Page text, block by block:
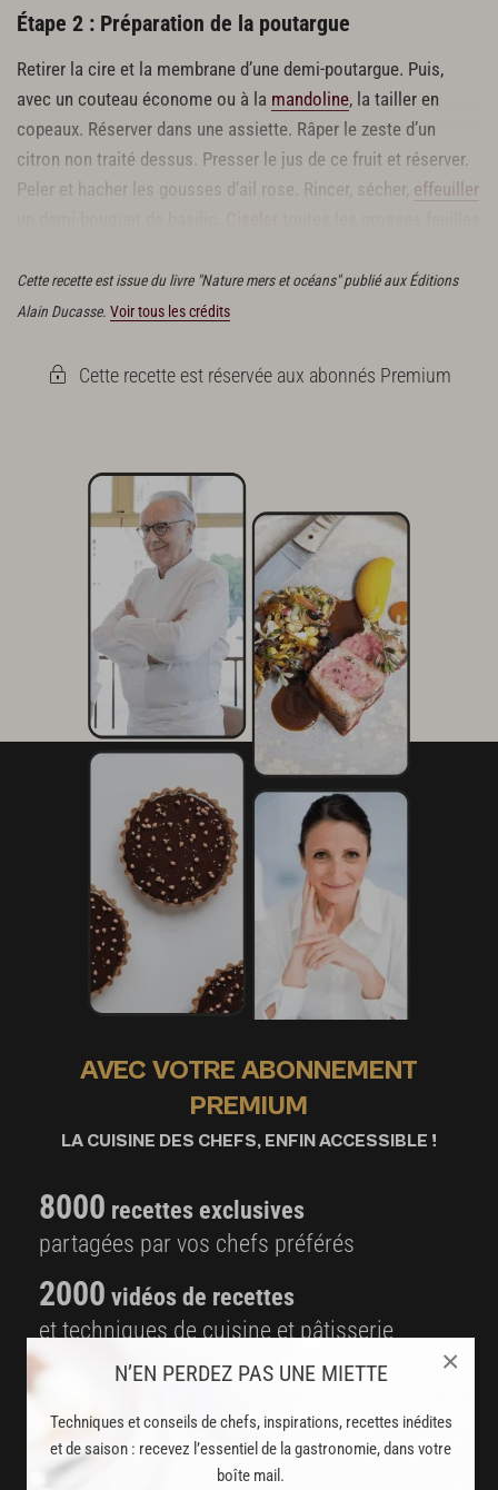
N’EN PERDEZ PAS UNE MIETTE
Techniques et conseils de chefs, inspirations, recettes inédites
et de saison : recevez l’essentiel de la gastronomie, dans votre
boîte mail.
×
Étape 2 : Préparation de la poutargue
Retirer la cire et la membrane d’une demi-poutargue. Puis,
avec un couteau économe ou à la mandoline, la tailler en
copeaux. Réserver dans une assiette. Râper le zeste d’un
citron non traité dessus. Presser le jus de ce fruit et réserver.
Peler et hacher les gousses d’ail rose. Rincer, sécher, effeuiller
Cette recette est issue du livre "Nature mers et océans" publié aux Éditions
Alain Ducasse. Voir tous les crédits
Cette recette est réservée aux abonnés Premium
AVEC VOTRE ABONNEMENT
PREMIUM
LA CUISINE DES CHEFS, ENFIN ACCESSIBLE !
8000 recettes exclusives
partagées par vos chefs préférés
2000 vidéos de recettes
et techniques de cuisine et pâtisserie
Des nouveautés
disponibles chaque semaine
Stop pub